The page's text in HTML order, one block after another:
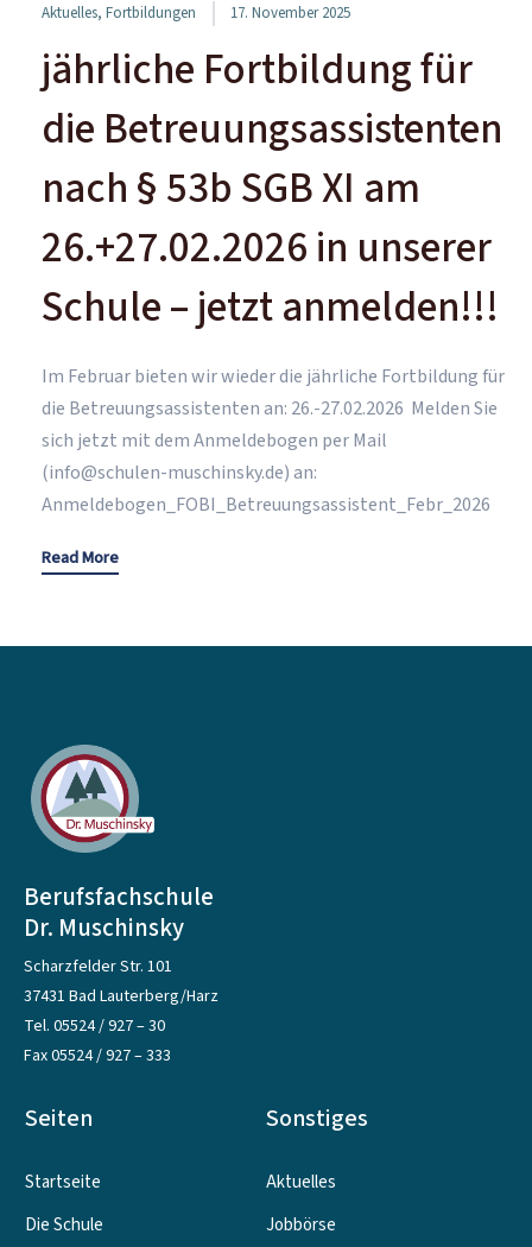
Aktuelles, Fortbildungen 17. November 2025
jährliche Fortbildung für
die Betreuungsassistenten
nach § 53b SGB XI am
26.+27.02.2026 in unserer
Schule – jetzt anmelden!!!
Im Februar bieten wir wieder die jährliche Fortbildung für
die Betreuungsassistenten an: 26.-27.02.2026 Melden Sie
sich jetzt mit dem Anmeldebogen per Mail
(info@schulen-muschinsky.de) an:
Anmeldebogen_FOBI_Betreuungsassistent_Febr_2026
Read More
Berufsfachschule
Dr. Muschinsky
Scharzfelder Str. 101
37431 Bad Lauterberg/Harz
Tel. 05524 / 927 – 30
Fax 05524 / 927 – 333
Seiten
Startseite
Die Schule
Sonstiges
Aktuelles
Jobbörse